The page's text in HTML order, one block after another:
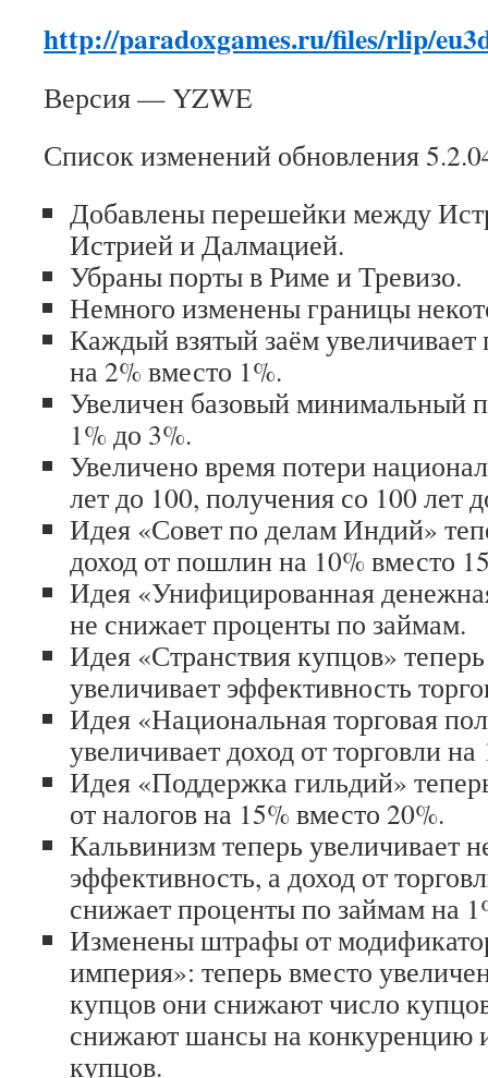
http://paradoxgames.ru/files/rlip/
Версия — YZWE
Список изменений обновления
Добавлены перешейки между
Истрией и Далмацией.
Убраны порты в Риме и Тревизо.
Немного изменены границы
Каждый взятый заём
на 2% вместо 1%.
Увеличен базовый минимальный
1% до 3%.
Увеличено время потери
лет до 100, получения со 100 лет
Идея «Совет по делам Индий»
доход от пошлин на 10% вместо
Идея «Унифицированная
не снижает проценты по займам.
Идея «Странствия купцов»
увеличивает эффективность
Идея «Национальная торговая
увеличивает доход от торговли
Идея «Поддержка гильдий»
от налогов на 15% вместо 20%.
Кальвинизм теперь увеличивает
эффективность, а доход от
снижает проценты по займам на
Изменены штрафы от
империя»: теперь вместо
купцов они снижают число
снижают шансы на конкуренцию
купцов.